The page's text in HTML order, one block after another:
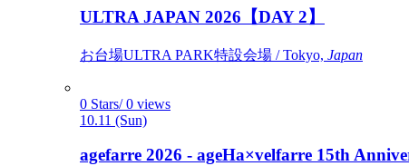
ULTRA JAPAN 2026【DAY 2】
お台場ULTRA PARK特設会場 / Tokyo, Japan
0 Stars/ 0 views
10.11 (Sun)
agefarre 2026 - ageHa×velfarre 15th